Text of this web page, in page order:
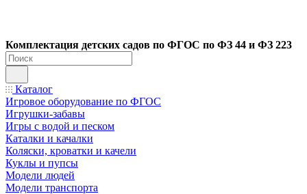
Комплектация детских садов по ФГОC по ФЗ 44 и ФЗ 223
Каталог
Игровое оборудование по ФГОС
Игрушки-забавы
Игры с водой и песком
Каталки и качалки
Коляски, кроватки и качели
Куклы и пупсы
Модели людей
Модели транспорта